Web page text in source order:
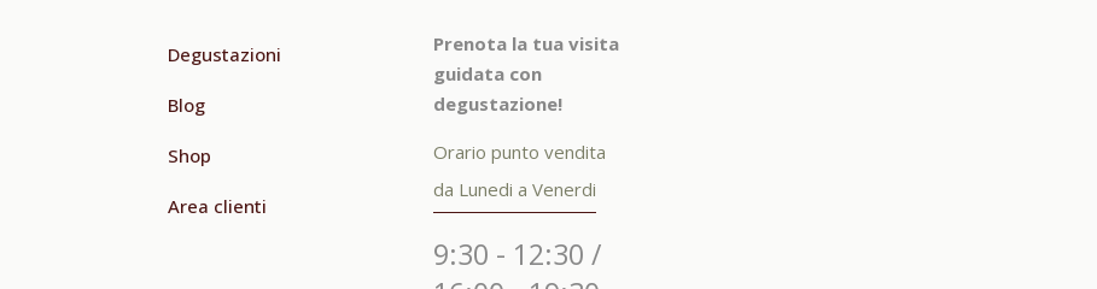
Degustazioni
Blog
Shop
Area clienti
Prenota la tua visita
guidata con
degustazione!
Orario punto vendita
da Lunedi a Venerdi
9:30 - 12:30 /